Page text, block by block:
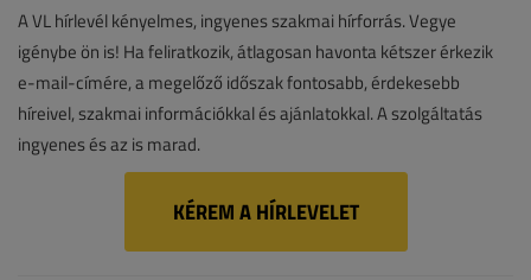
A VL hírlevél kényelmes, ingyenes szakmai hírforrás. Vegye
igénybe ön is! Ha feliratkozik, átlagosan havonta kétszer érkezik
e-mail-címére, a megelőző időszak fontosabb, érdekesebb
híreivel, szakmai információkkal és ajánlatokkal. A szolgáltatás
ingyenes és az is marad.
KÉREM A HÍRLEVELET